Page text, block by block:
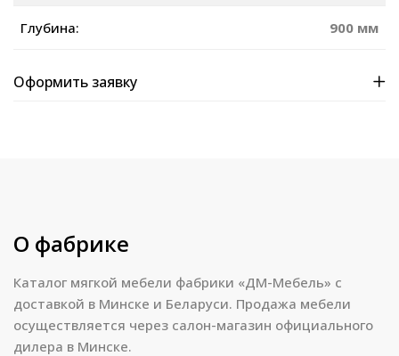
Глубина: 900 мм
Оформить заявку
О фабрике
Каталог мягкой мебели фабрики «ДМ-Мебель» с
доставкой в Минске и Беларуси. Продажа мебели
осуществляется через салон-магазин официального
дилера в Минске.